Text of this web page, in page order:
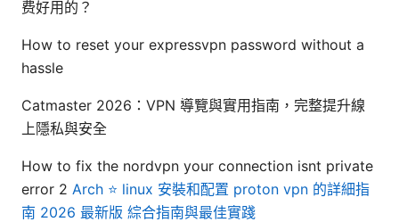
费好用的？
How to reset your expressvpn password without a
hassle
Catmaster 2026：VPN 導覽與實用指南，完整提升線
上隱私與安全
How to fix the nordvpn your connection isnt private
error 2 Arch ⭐ linux 安裝和配置 proton vpn 的詳細指
南 2026 最新版 綜合指南與最佳實踐